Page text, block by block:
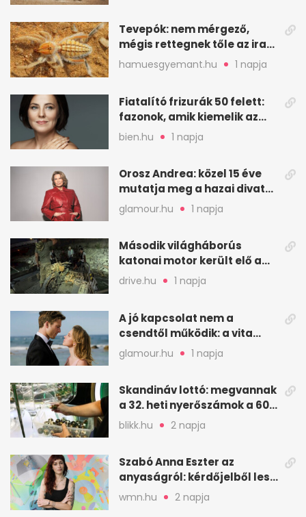
Tevepók: nem mérgező,
mégis rettegnek tőle az iraki
sivatagban
hamuesgyemant.hu 1 napja
Fiatalító frizurák 50 felett:
fazonok, amik kiemelik az
arcodat
bien.hu 1 napja
Orosz Andrea: közel 15 éve
mutatja meg a hazai divat
arcait
glamour.hu 1 napja
Második világháborús
katonai motor került elő a
Dunából a Batthyány térnél
drive.hu 1 napja
A jó kapcsolat nem a
csendtől működik: a vita
néha egészséges jel
glamour.hu 1 napja
Skandináv lottó: megvannak
a 32. heti nyerőszámok a 600
milliós játékhoz
blikk.hu 2 napja
Szabó Anna Eszter az
anyaságról: kérdőjelből lesz
valaha felkiáltójel?
wmn.hu 2 napja